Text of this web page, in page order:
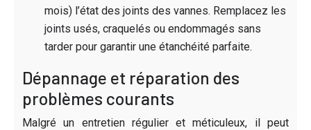
mois) l’état des joints des vannes. Remplacez les
joints usés, craquelés ou endommagés sans
tarder pour garantir une étanchéité parfaite.
Dépannage et réparation des
problèmes courants
Malgré un entretien régulier et méticuleux, il peut